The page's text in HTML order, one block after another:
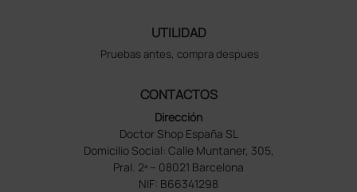
UTILIDAD
Pruebas antes, compra despues
CONTACTOS
Dirección
Doctor Shop España SL
Domicilio Social: Calle Muntaner, 305,
Pral. 2ª – 08021 Barcelona
NIF: B66341298